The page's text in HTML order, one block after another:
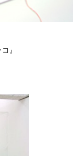
』